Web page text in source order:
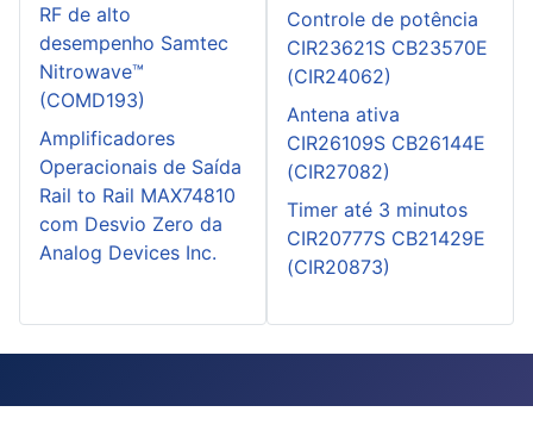
RF de alto
desempenho Samtec
Nitrowave™
(COMD193)
Amplificadores
Operacionais de Saída
Rail to Rail MAX74810
com Desvio Zero da
Analog Devices Inc.
Controle de potência
CIR23621S CB23570E
(CIR24062)
Antena ativa
CIR26109S CB26144E
(CIR27082)
Timer até 3 minutos
CIR20777S CB21429E
(CIR20873)
Instituto Newton C. Braga: